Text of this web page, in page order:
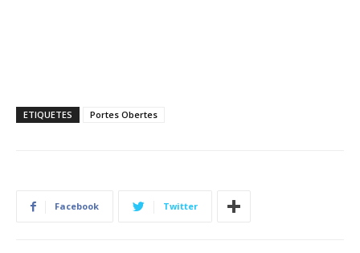
ETIQUETES Portes Obertes
Facebook Twitter